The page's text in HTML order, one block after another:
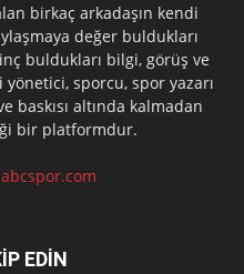
birkaç arkadaşın kendi
değer buldukları
buldukları bilgi, görüş ve
sporcu, spor yazarı
altında kalmadan
bir platformdur.
EDİN